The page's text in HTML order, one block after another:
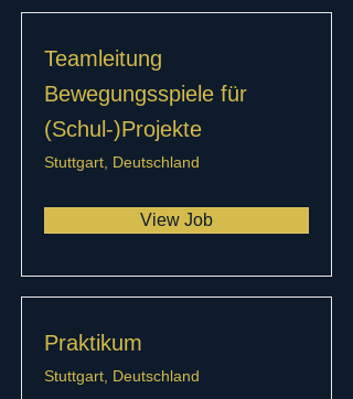
Teamleitung
Bewegungsspiele für
(Schul-)Projekte
Stuttgart, Deutschland
View Job
Praktikum
Stuttgart, Deutschland